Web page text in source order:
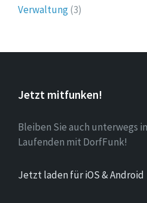
Verwaltung(3)
Jetzt mitfunken!
Bleiben Sie auch unterwegs
Laufenden mit DorfFunk!
Jetzt laden für iOS & Android